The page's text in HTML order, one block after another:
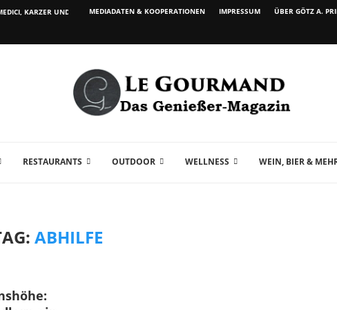
KARZER UND WEIN...MEDIADATEN & KOOPERATIONEN IMPRESSUM ÜBER GÖTZ A.
RESTAURANTS OUTDOOR WELLNESS WEIN, BIER &
ABHILFE